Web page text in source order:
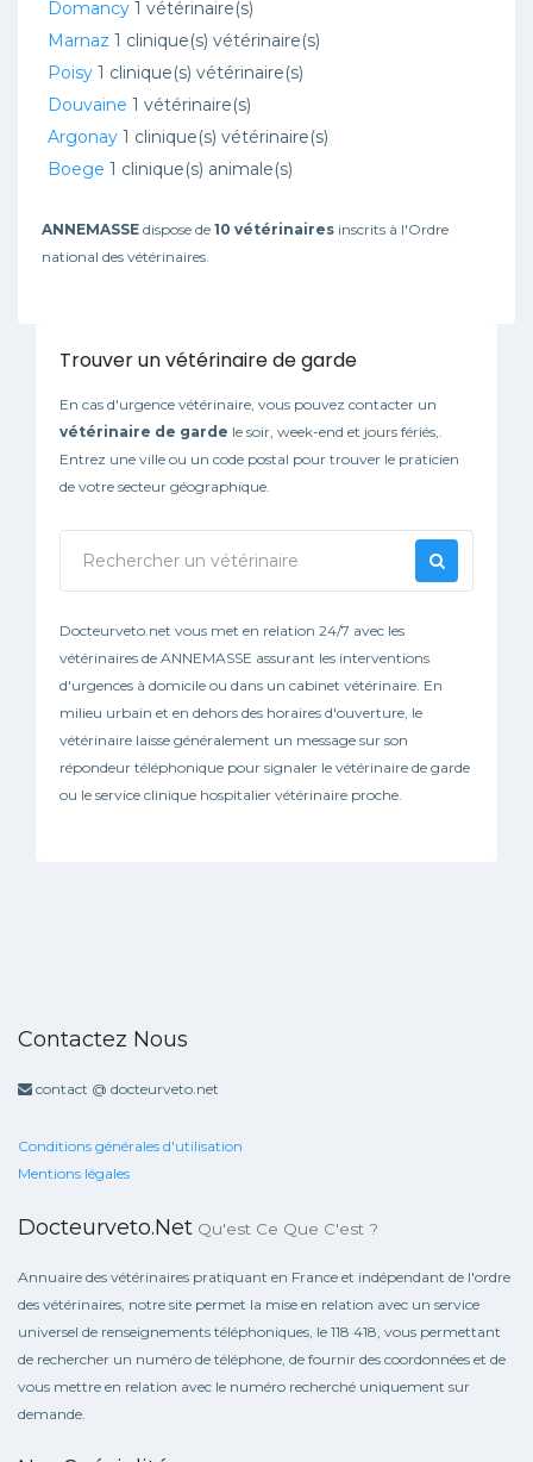
Domancy 1 vétérinaire(s)
Marnaz 1 clinique(s) vétérinaire(s)
Poisy 1 clinique(s) vétérinaire(s)
Douvaine 1 vétérinaire(s)
Argonay 1 clinique(s) vétérinaire(s)
Boege 1 clinique(s) animale(s)
ANNEMASSE dispose de 10 vétérinaires inscrits à l'Ordre
national des vétérinaires.
Trouver un vétérinaire de garde
En cas d'urgence vétérinaire, vous pouvez contacter un
vétérinaire de garde le soir, week-end et jours fériés,.
Entrez une ville ou un code postal pour trouver le praticien
de votre secteur géographique.
Docteurveto.net vous met en relation 24/7 avec les
vétérinaires de ANNEMASSE assurant les interventions
d'urgences à domicile ou dans un cabinet vétérinaire. En
milieu urbain et en dehors des horaires d'ouverture, le
vétérinaire laisse généralement un message sur son
répondeur téléphonique pour signaler le vétérinaire de garde
ou le service clinique hospitalier vétérinaire proche.
Contactez Nous
contact @ docteurveto.net
Conditions générales d'utilisation
Mentions légales
Docteurveto.net Qu'est Ce Que C'est ?
Annuaire des vétérinaires pratiquant en France et indépendant de l'ordre
des vétérinaires, notre site permet la mise en relation avec un service
universel de renseignements téléphoniques, le 118 418, vous permettant
de rechercher un numéro de téléphone, de fournir des coordonnées et de
vous mettre en relation avec le numéro recherché uniquement sur
demande.